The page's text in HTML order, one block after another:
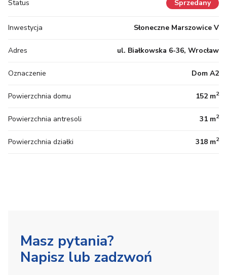
Status Sprzedany
Inwestycja Słoneczne Marszowice V
Adres ul. Białkowska 6-36, Wrocław
Oznaczenie Dom A2
Powierzchnia domu 152 m2
Powierzchnia antresoli 31 m2
Powierzchnia działki 318 m2
Masz pytania?
Napisz lub zadzwoń